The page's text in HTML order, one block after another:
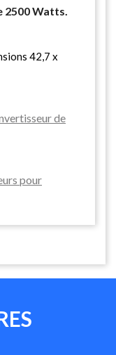
2500 Watts.
42,7 x
de
pour